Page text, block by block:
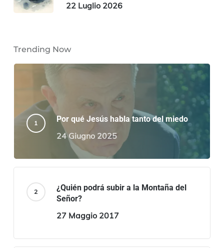
22 Luglio 2026
Trending Now
Por qué Jesús habla tanto del miedo
24 Giugno 2025
¿Quién podrá subir a la Montaña del
Señor?
27 Maggio 2017